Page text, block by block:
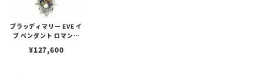
ブラッディマリー EVE イ
ブ ペンダント ロマンス
¥127,600